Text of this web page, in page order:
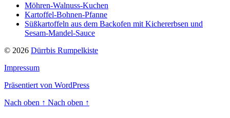
Möhren-Walnuss-Kuchen
Kartoffel-Bohnen-Pfanne
Süßkartoffeln aus dem Backofen mit Kichererbsen und
Sesam-Mandel-Sauce
© 2026 Dürrbis Rumpelkiste
Impressum
Präsentiert von WordPress
Nach oben ↑ Nach oben ↑